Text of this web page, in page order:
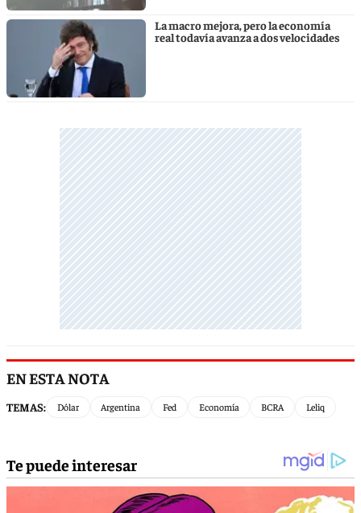
La macro mejora, pero la economía
real todavía avanza a dos velocidades
EN ESTA NOTA
TEMAS: Dólar Argentina Fed Economía BCRA Leliq